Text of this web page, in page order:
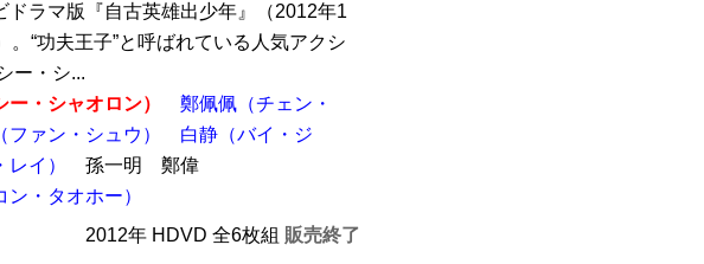
ドラマ版『自古英雄出少年』（2012年1
。“功夫王子”と呼ばれている人気アクシ
ー・シ...
ー・シャオロン）
鄭佩佩（チェン・
ファン・シュウ）
白静（バイ・ジ
イ）
孫一明 鄭偉
ン・タオホー）
2012年 HDVD 全6枚組 販売終了